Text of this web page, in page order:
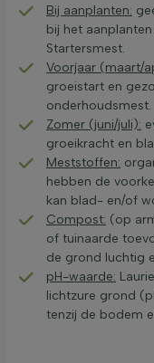
Bij aanplanten:
bij het
Startersmest.
Voorjaar (maart/
groeistart en
onderhoudsmest.
Zomer (juni/juli):
groeikracht en
Meststoffen:
hebben de
kan blad- en/of
Compost: (op
of tuinaarde
de grond luchtig
pH-waarde:
lichtzure grond
tenzij de bodem